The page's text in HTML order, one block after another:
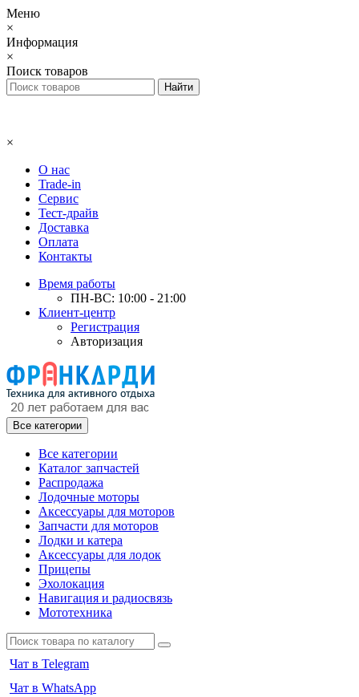
Меню
×
Информация
×
Поиск товаров
×
О нас
Trade-in
Сервис
Тест-драйв
Доставка
Оплата
Контакты
Время работы
ПН-ВС: 10:00 - 21:00
Клиент-центр
Регистрация
Авторизация
Все категории
Все категории
Каталог запчастей
Распродажа
Лодочные моторы
Аксессуары для моторов
Запчасти для моторов
Лодки и катера
Аксессуары для лодок
Прицепы
Эхолокация
Навигация и радиосвязь
Мототехника
Чат в Telegram
Чат в WhatsApp